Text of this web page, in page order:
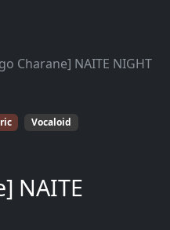
Charane] NAITE NIGHT
Vocaloid
NAITE